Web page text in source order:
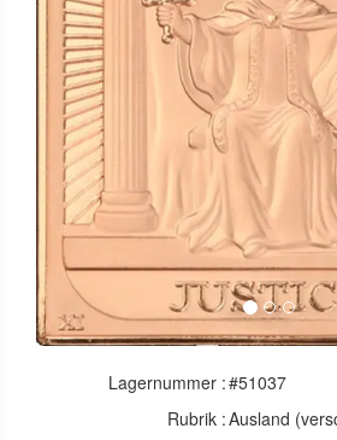
Lagernummer :#51037
Rubrik :Ausland